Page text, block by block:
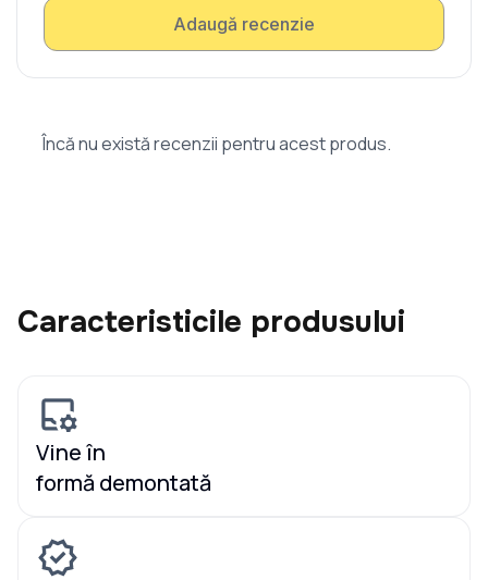
Adaugă recenzie
Încă nu există recenzii pentru acest produs.
Caracteristicile produsului
Vine în
formă demontată